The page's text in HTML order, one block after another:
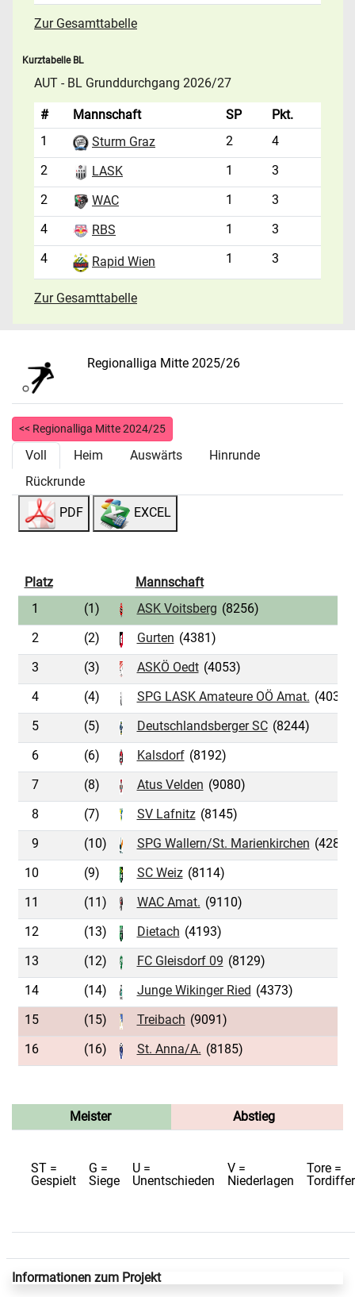
Zur Gesamttabelle
Kurztabelle BL
AUT - BL Grunddurchgang 2026/27
# Mannschaft SP
Pkt.
1
Sturm Graz 2
4
2
LASK 1
3
2
WAC 1
3
4
RBS 1
3
4
Rapid Wien 1 3
Zur Gesamttabelle
Regionalliga Mitte 2025/26
<< Regionalliga Mitte 2024/25
Voll Heim Auswärts
Hinrunde
Rückrunde
PDF EXCEL
Platz
Mannschaft
1
(1) ASK Voitsberg (8256)
2
(2) Gurten (4381)
3
(3) ASKÖ Oedt (4053)
4
(4) SPG LASK Amateure OÖ Amat. (4035)
5
(5) Deutschlandsberger SC (8244)
6
(6) Kalsdorf (8192)
7
(8) Atus Velden (9080)
8
(7) SV Lafnitz (8145)
9
(10) SPG Wallern/St. Marienkirchen (4281)
10
(9) SC Weiz (8114)
11
(11) WAC Amat. (9110)
12
(13) Dietach (4193)
13
(12) FC Gleisdorf 09 (8129)
14
(14) Junge Wikinger Ried (4373)
15
(15) Treibach (9091)
16
(16) St. Anna/A. (8185)
Meister Abstieg
ST =
Gespielt
G =
Siege
U =
Unentschieden
V =
Niederlagen
Tore =
Informationen zum Projekt